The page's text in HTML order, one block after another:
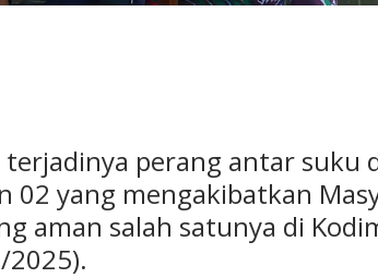
terjadinya perang antar suku
02 yang mengakibatkan
aman salah satunya di
2025).